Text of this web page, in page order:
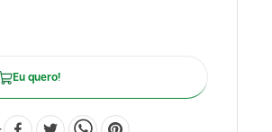
Eu quero!